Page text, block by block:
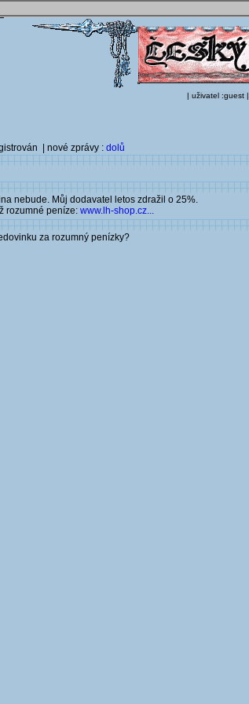
| uživatel :guest |
| nové zprávy : dolů
nebude. Můj dodavatel letos zdražil o 25%.
rozumné peníze: www.lh-shop.cz...
za rozumný penízky?